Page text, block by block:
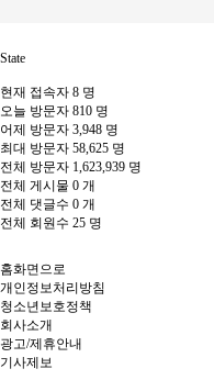
State
현재 접속자 8 명
오늘 방문자 810 명
어제 방문자 3,948 명
최대 방문자 58,625 명
전체 방문자 1,623,939 명
전체 게시물 0 개
전체 댓글수 0 개
전체 회원수 25 명
홈화면으로
개인정보처리방침
청소년보호정책
회사소개
광고/제휴안내
기사제보